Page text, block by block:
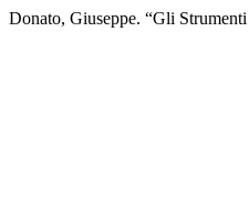
Donato, Giuseppe. “Gli